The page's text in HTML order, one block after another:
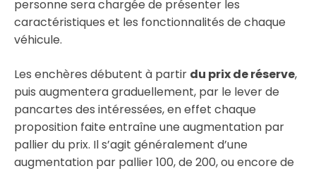
personne sera chargée de présenter les
caractéristiques et les fonctionnalités de chaque
véhicule.
Les enchères débutent à partir du prix de réserve,
puis augmentera graduellement, par le lever de
pancartes des intéressées, en effet chaque
proposition faite entraîne une augmentation par
pallier du prix. Il s’agit généralement d’une
augmentation par pallier 100, de 200, ou encore de